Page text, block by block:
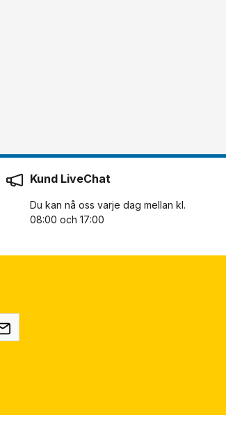
Kund LiveChat
Du kan nå oss varje dag mellan kl.
08:00 och 17:00